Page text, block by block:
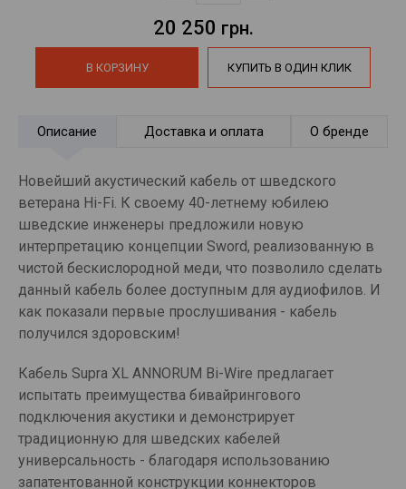
20 250 грн.
В КОРЗИНУ КУПИТЬ В ОДИН КЛИК
Описание Доставка и оплата О бренде
Новейший акустический кабель от шведского
ветерана Hi-Fi. К своему 40-летнему юбилею
шведские инженеры предложили новую
интерпретацию концепции Sword, реализованную в
чистой бескислородной меди, что позволило сделать
данный кабель более доступным для аудиофилов. И
как показали первые прослушивания - кабель
получился здоровским!
Кабель Supra XL ANNORUM Bi-Wire предлагает
испытать преимущества бивайрингового
подключения акустики и демонстрирует
традиционную для шведских кабелей
универсальность - благодаря использованию
запатентованной конструкции коннекторов